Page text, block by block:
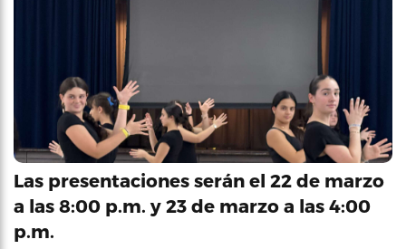
Las presentaciones serán el 22 de marzo
a las 8:00 p.m. y 23 de marzo a las 4:00
p.m.